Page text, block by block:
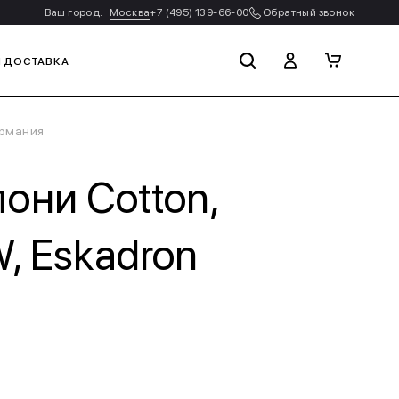
Ваш город: Москва+7 (495) 139-66-00 Обратный звонок
ДОСТАВКА
Cotton,
Eskadron